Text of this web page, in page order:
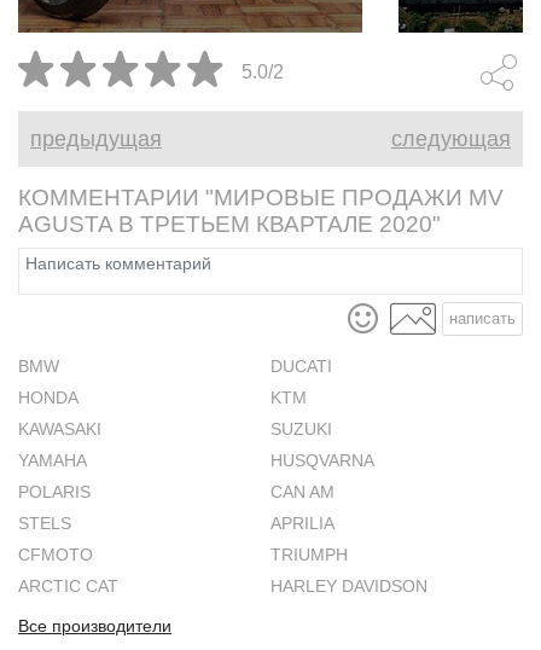
5.0/2
предыдущая следующая
КОММЕНТАРИИ "МИРОВЫЕ ПРОДАЖИ MV
AGUSTA В ТРЕТЬЕМ КВАРТАЛЕ 2020"
написать
BMW
DUCATI
HONDA
KTM
KAWASAKI
SUZUKI
YAMAHA
HUSQVARNA
POLARIS
CAN AM
STELS
APRILIA
CFMOTO
TRIUMPH
ARCTIC CAT
HARLEY DAVIDSON
Все производители